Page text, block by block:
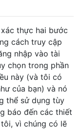
thực hai bước
cách truy cập
nhập vào tài
chọn trong phần
này (và tôi có
của bạn) và nó
thể sử dụng tùy
báo đến các thiết
vì chúng có lẽ